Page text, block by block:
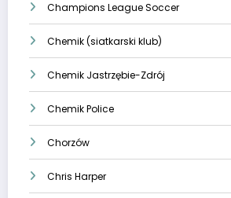
Champions League Soccer
Chemik (siatkarski klub)
Chemik Jastrzębie-Zdrój
Chemik Police
Chorzów
Chris Harper